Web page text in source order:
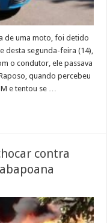
de uma moto, foi detido
desta segunda-feira (14),
o condutor, ele passava
quando percebeu
e tentou se …
contra
pega
fogo
após